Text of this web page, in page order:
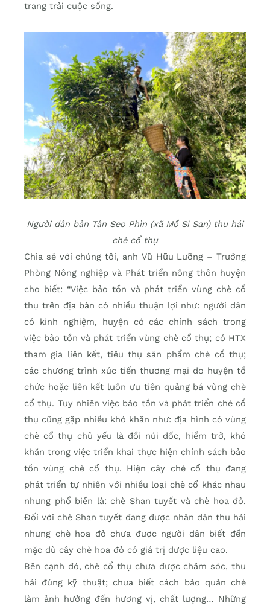
trang trải cuộc sống.
Người dân bản Tân Seo Phìn (xã Mồ Sì San) thu hái
chè cổ thụ
Chia sẻ với chúng tôi, anh Vũ Hữu Lưỡng – Trưởng
Phòng Nông nghiệp và Phát triển nông thôn huyện
cho biết: “Việc bảo tồn và phát triển vùng chè cổ
thụ trên địa bàn có nhiều thuận lợi như: người dân
có kinh nghiệm, huyện có các chính sách trong
việc bảo tồn và phát triển vùng chè cổ thụ; có HTX
tham gia liên kết, tiêu thụ sản phẩm chè cổ thụ;
các chương trình xúc tiến thương mại do huyện tổ
chức hoặc liên kết luôn ưu tiên quảng bá vùng chè
cổ thụ. Tuy nhiên việc bảo tồn và phát triển chè cổ
thụ cũng gặp nhiều khó khăn như: địa hình có vùng
chè cổ thụ chủ yếu là đồi núi dốc, hiểm trở, khó
khăn trong việc triển khai thực hiện chính sách bảo
tồn vùng chè cổ thụ. Hiện cây chè cổ thụ đang
phát triển tự nhiên với nhiều loại chè cổ khác nhau
nhưng phổ biến là: chè Shan tuyết và chè hoa đỏ.
Đối với chè Shan tuyết đang được nhân dân thu hái
nhưng chè hoa đỏ chưa được người dân biết đến
mặc dù cây chè hoa đỏ có giá trị dược liệu cao.
Bên cạnh đó, chè cổ thụ chưa được chăm sóc, thu
hái đúng kỹ thuật; chưa biết cách bảo quản chè
làm ảnh hưởng đến hương vị, chất lượng… Những